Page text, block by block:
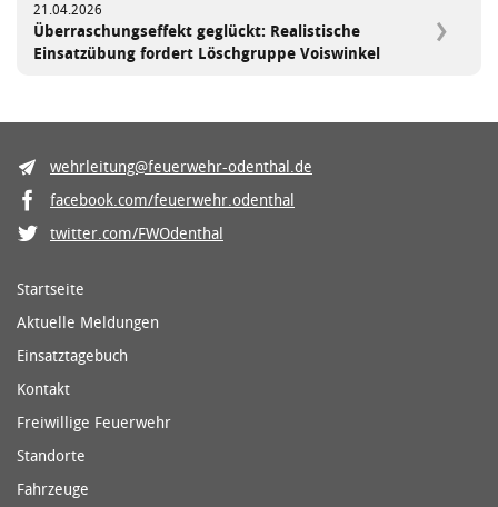
21.04.2026
Überraschungseffekt geglückt: Realistische
Einsatzübung fordert Löschgruppe Voiswinkel
wehrleitung@feuerwehr-odenthal.de
facebook.com/feuerwehr.odenthal
twitter.com/FWOdenthal
Startseite
Aktuelle Meldungen
Einsatztagebuch
Kontakt
Freiwillige Feuerwehr
Standorte
Fahrzeuge